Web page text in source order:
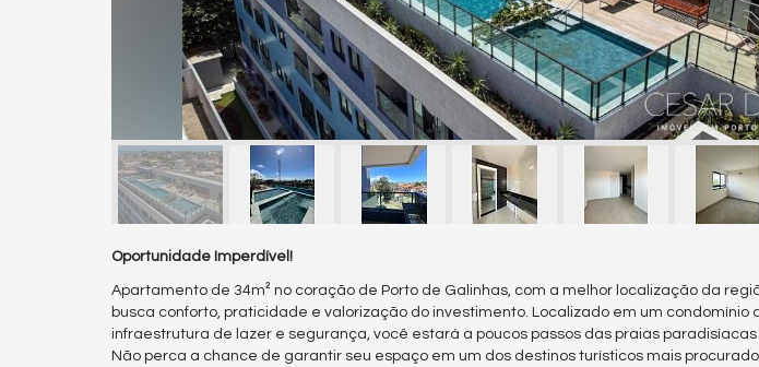
Oportunidade Imperdível!
Apartamento de 34m² no coração de Porto de Galinhas, com a melhor localização da
busca conforto, praticidade e valorização do investimento. Localizado em um condomínio
infraestrutura de lazer e segurança, você estará a poucos passos das praias paradisíacas
Não perca a chance de garantir seu espaço em um dos destinos turísticos mais